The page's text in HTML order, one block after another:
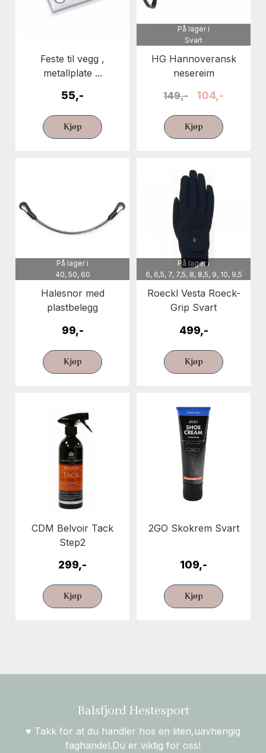
Feste til vegg ,
metallplate ...
55,-
Kjøp
På lager i
Svart
HG Hannoveransk
nesereim
149,-
104,-
Kjøp
På lager i
40, 50, 60
Halesnor med
plastbelegg
99,-
Kjøp
På lager i
6, 6,5, 7, 7,5, 8, 8,5, 9, 10, 9,5
Roeckl Vesta Roeck-
Grip Svart
499,-
Kjøp
CDM Belvoir Tack
Step2
299,-
Kjøp
2GO Skokrem Svart
109,-
Kjøp
Balsfjord Hestesport
♥ Takk for at du handler hos en liten,uavhengig
faghandel.Du er viktig for oss!